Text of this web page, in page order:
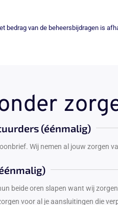
bedrag van de beheersbijdragen is
(éénmalig)
Wij nemen al jouw zorgen
beide oren slapen want wij
voor al je aansluitingen die